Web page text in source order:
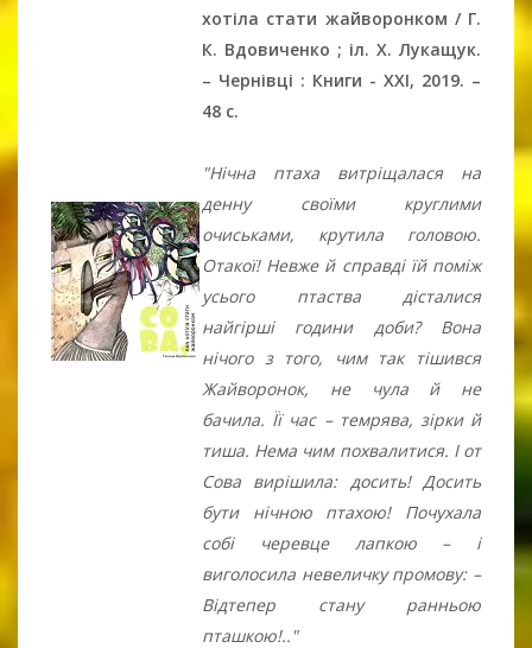
хотіла стати жайворонком / Г.
К. Вдовиченко ; іл. Х. Лукащук.
– Чернівці : Книги - ХХІ, 2019. –
48 c.
"Нічна птаха витріщалася на
денну своїми круглими
очиськами, крутила головою.
Отакої! Невже й справді їй поміж
усього птаства дісталися
найгірші години доби? Вона
нічого з того, чим так тішився
Жайворонок, не чула й не
бачила. Її час – темрява, зірки й
тиша. Нема чим похвалитися. І от
Сова вирішила: досить! Досить
бути нічною птахою! Почухала
собі черевце лапкою – і
виголосила невеличку промову: –
Відтепер стану ранньою
пташкою!.."